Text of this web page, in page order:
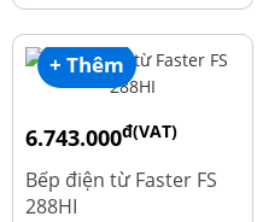
+ Thêm
6.743.000đ(VAT)
8.990.000
Bếp điện từ Faster FS
288HI